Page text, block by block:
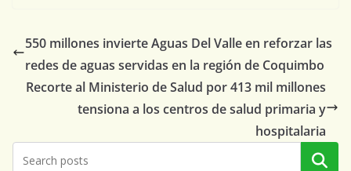
550 millones invierte Aguas Del Valle en reforzar las
redes de aguas servidas en la región de Coquimbo
Recorte al Ministerio de Salud por 413 mil millones
tensiona a los centros de salud primaria y
hospitalaria
Buscar